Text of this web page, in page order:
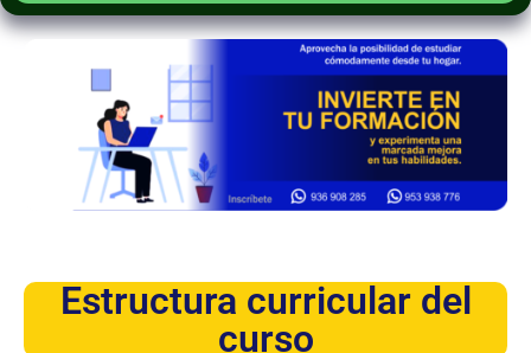
Estructura curricular del
curso